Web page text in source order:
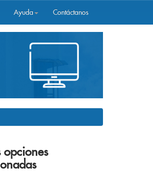
Ayuda Contáctanos
opciones